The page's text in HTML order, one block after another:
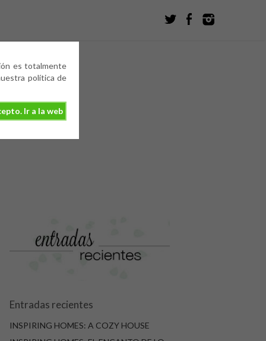
es totalmente
política de
Ir a la web
Entradas recientes
INSPIRING HOMES: A COZY HOUSE